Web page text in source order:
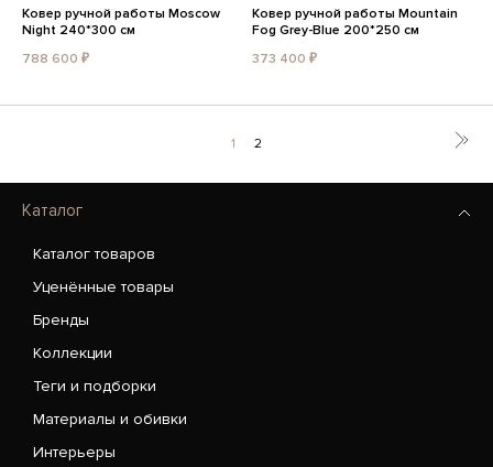
Ковер ручной работы Moscow
Night 240*300 см
788 600 ₽
Ковер ручной работы Mountain
Fog Grey-Blue 200*250 см
373 400 ₽
1 2
Каталог
Каталог товаров
Уценённые товары
Бренды
Коллекции
Теги и подборки
Материалы и обивки
Интерьеры